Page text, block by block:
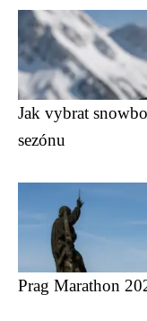
Jak vybrat
sezónu
Prag Marathon